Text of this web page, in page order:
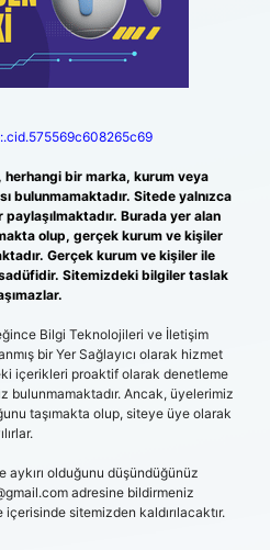
bir marka, kurum veya
bulunmamaktadır. Sitede yalnızca
paylaşılmaktadır. Burada yer alan
olup, gerçek kurum ve kişiler
Gerçek kurum ve kişiler ile
Sitemizdeki bilgiler taslak
Bilgi Teknolojileri ve İletişim
bir Yer Sağlayıcı olarak hizmet
içerikleri proaktif olarak denetleme
bulunmamaktadır. Ancak, üyelerimiz
taşımakta olup, siteye üye olarak
olduğunu düşündüğünüz
adresine bildirmeniz
sitemizden kaldırılacaktır.